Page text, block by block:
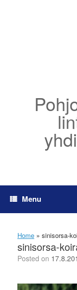
Menu
Home » sinisorsa-
sinisorsa-
Posted on